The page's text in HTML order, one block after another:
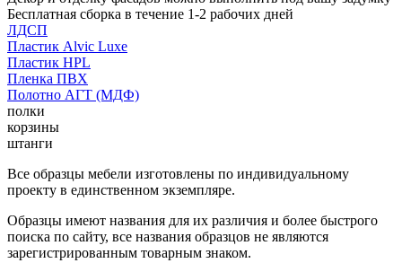
Бесплатная сборка в течение 1-2 рабочих дней
ЛДСП
Пластик Alvic Luxe
Пластик HPL
Пленка ПВХ
Полотно АГТ (МДФ)
полки
корзины
штанги
Все образцы мебели изготовлены по индивидуальному
проекту в единственном экземпляре.
Образцы имеют названия для их различия и более быстрого
поиска по сайту, все названия образцов не являются
зарегистрированным товарным знаком.